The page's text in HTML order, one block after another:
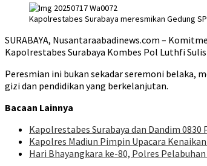
Kapolrestabes Surabaya meresmikan Gedung
SURABAYA, Nusantaraabadinews.com –
Kapolrestabes Surabaya Kombes Pol Luthfi
Peresmian ini bukan sekadar seremoni belaka,
gizi dan pendidikan yang berkelanjutan.
Bacaan Lainnya
Kapolrestabes Surabaya dan Dandim
Kapolres Madiun Pimpin Upacara
Hari Bhayangkara ke-80, Polres